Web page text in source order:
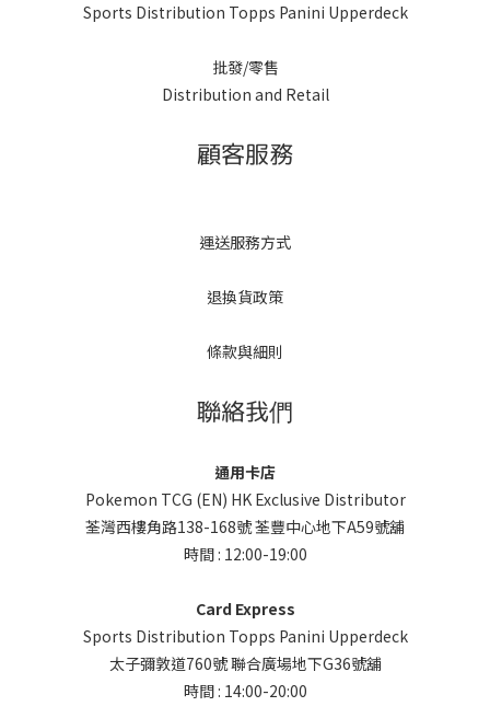
Sports Distribution Topps Panini Upperdeck
批發/零售
Distribution and Retail
顧客服務
運送服務方式
退換貨政策
條款與細則
聯絡我們
通用卡店
Pokemon TCG (EN) HK Exclusive Distributor
荃灣西樓角路138-168號 荃豐中心地下A59號舖
時間 : 12:00-19:00
Card Express
Sports Distribution Topps Panini Upperdeck
太子彌敦道760號 聯合廣場地下G36號舖
時間 : 14:00-20:00